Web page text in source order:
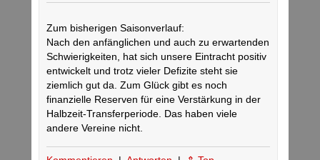
Zum bisherigen Saisonverlauf:
Nach den anfänglichen und auch zu erwartenden
Schwierigkeiten, hat sich unsere Eintracht positiv
entwickelt und trotz vieler Defizite steht sie
ziemlich gut da. Zum Glück gibt es noch
finanzielle Reserven für eine Verstärkung in der
Halbzeit-Transferperiode. Das haben viele
andere Vereine nicht.